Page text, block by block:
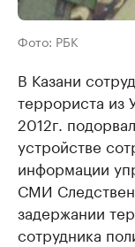
Фото: РБК
В Казани
террориста из
2012г.
устройстве
информации
СМИ
задержании
сотрудника